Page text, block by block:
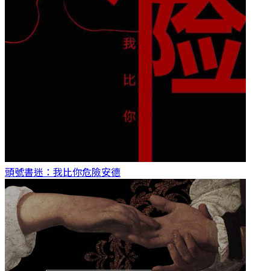
頭號書迷：我比你危險安德